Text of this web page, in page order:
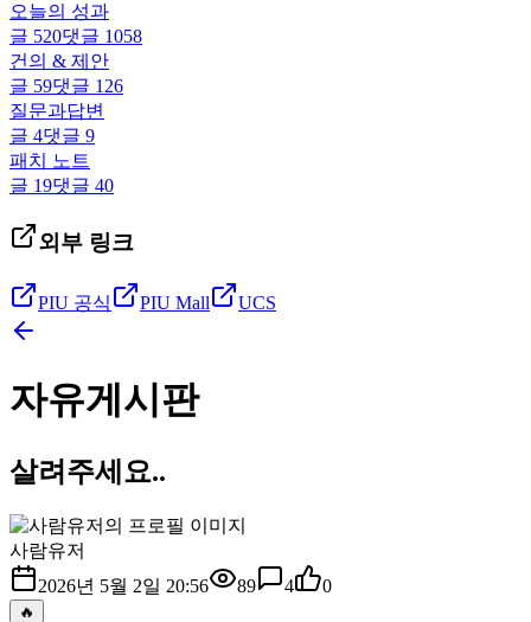
오늘의 성과
글 520댓글 1058
건의 & 제안
글 59댓글 126
질문과답변
글 4댓글 9
패치 노트
글 19댓글 40
외부 링크
PIU 공식 PIU Mall UCS
자유게시판
살려주세요..
사람유저
2026년 5월 2일 20:56
89 4 0
🔥